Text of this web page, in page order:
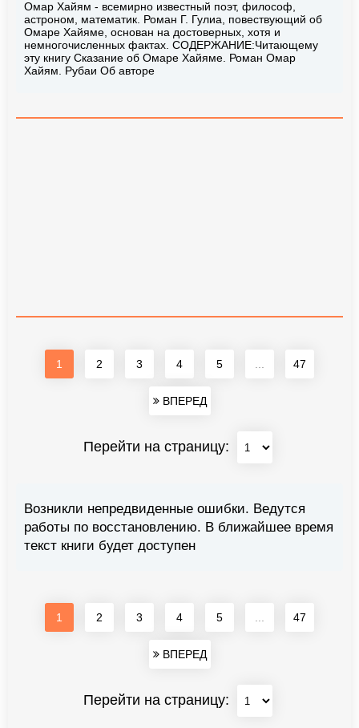
Омар Хайям - всемирно известный поэт, философ,
астроном, математик. Роман Г. Гулиа, повествующий об
Омаре Хайяме, основан на достоверных, хотя и
немногочисленных фактах. СОДЕРЖАНИЕ:Читающему
эту книгу Сказание об Омаре Хайяме. Роман Омар
Хайям. Рубаи Об авторе
1 2 3 4 5 47
ВПЕРЕД
Перейти на страницу:
Возникли непредвиденные ошибки. Ведутся
работы по восстановлению. В ближайшее время
текст книги будет доступен
1 2 3 4 5 47
ВПЕРЕД
Перейти на страницу: